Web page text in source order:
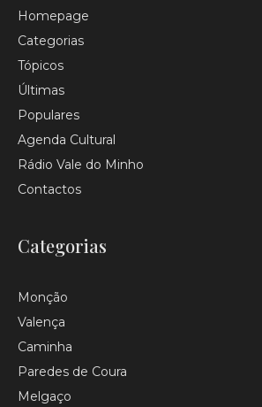
Homepage
Categorias
Tópicos
Últimas
Populares
Agenda Cultural
Rádio Vale do Minho
Contactos
Categorias
Monção
Valença
Caminha
Paredes de Coura
Melgaço